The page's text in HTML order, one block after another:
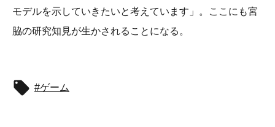
モデルを示していきたいと考えています」。ここにも宮
脇の研究知見が生かされることになる。
ゲーム